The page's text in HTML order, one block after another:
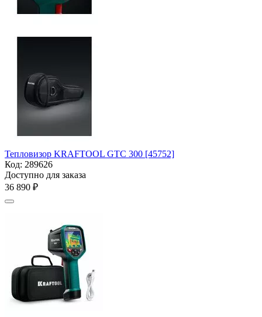
Тепловизор KRAFTOOL GTC 300 [45752]
Код: 289626
Доступно для заказа
36 890 ₽